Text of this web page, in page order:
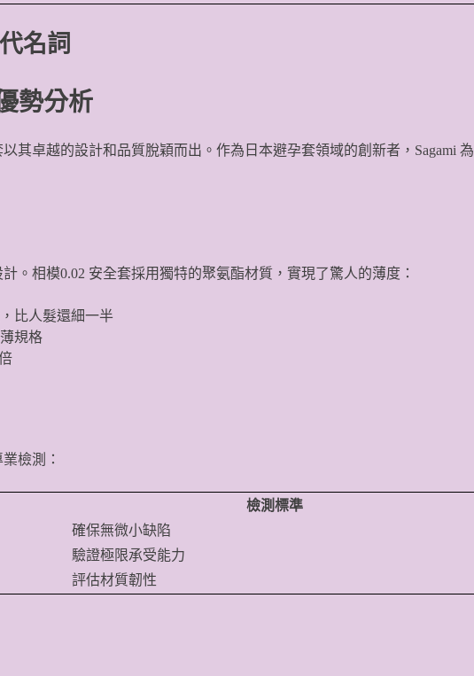
名詞
勢分析
其卓越的設計和品質脫穎而出。作為日本避孕套領域的創新者，Sagami 為
。相模0.02 安全套採用獨特的聚氨酯材質，實現了驚人的薄度：
，比人髮還細一半
規格
檢測：
檢測標準
確保無微小缺陷
驗證極限承受能力
評估材質韌性